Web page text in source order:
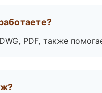
PDF, также